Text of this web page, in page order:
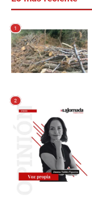
1
2